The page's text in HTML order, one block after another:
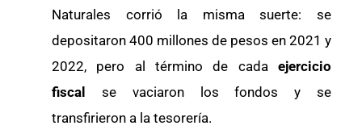
Naturales corrió la misma suerte: se
depositaron 400 millones de pesos en 2021 y
2022, pero al término de cadaejercicio
fiscal se vaciaron los fondos y se
transfirieron a la tesorería.